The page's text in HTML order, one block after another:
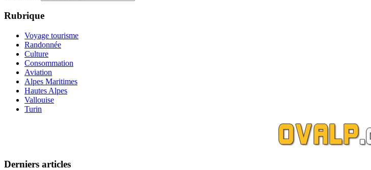
Rubrique
Voyage tourisme
Randonnée
Culture
Consommation
Aviation
Alpes Maritimes
Hautes Alpes
Vallouise
Turin
Derniers articles